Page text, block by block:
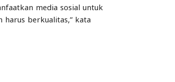
media sosial untuk
berkualitas,” kata